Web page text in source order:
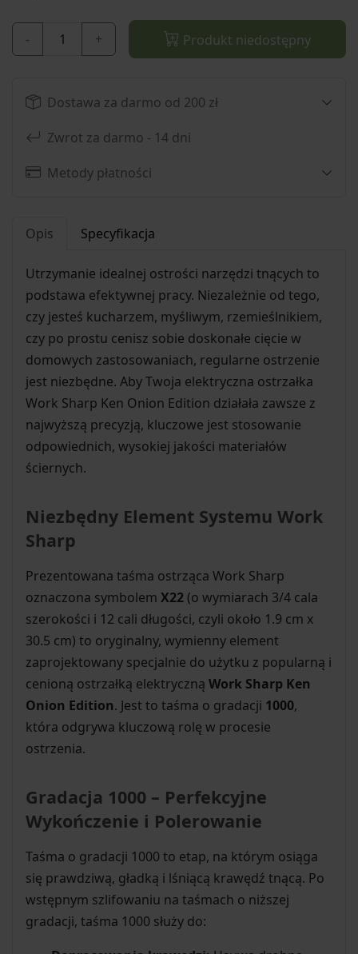
- + Produkt niedostępny
Dostawa za darmo od 200 zł
Zwrot za darmo - 14 dni
Metody płatności
Opis Specyfikacja
Utrzymanie idealnej ostrości narzędzi tnących to
podstawa efektywnej pracy. Niezależnie od tego,
czy jesteś kucharzem, myśliwym, rzemieślnikiem,
czy po prostu cenisz sobie doskonałe cięcie w
domowych zastosowaniach, regularne ostrzenie
jest niezbędne. Aby Twoja elektryczna ostrzałka
Work Sharp Ken Onion Edition działała zawsze z
najwyższą precyzją, kluczowe jest stosowanie
odpowiednich, wysokiej jakości materiałów
ściernych.
Niezbędny Element Systemu Work
Sharp
Prezentowana taśma ostrząca Work Sharp
oznaczona symbolem X22 (o wymiarach 3/4 cala
szerokości i 12 cali długości, czyli około 1.9 cm x
30.5 cm) to oryginalny, wymienny element
zaprojektowany specjalnie do użytku z popularną i
cenioną ostrzałką elektryczną Work Sharp Ken
Onion Edition. Jest to taśma o gradacji 1000,
która odgrywa kluczową rolę w procesie
ostrzenia.
Gradacja 1000 – Perfekcyjne
Wykończenie i Polerowanie
Taśma o gradacji 1000 to etap, na którym osiąga
się prawdziwą, gładką i lśniącą krawędź tnącą. Po
wstępnym szlifowaniu na taśmach o niższej
gradacji, taśma 1000 służy do: